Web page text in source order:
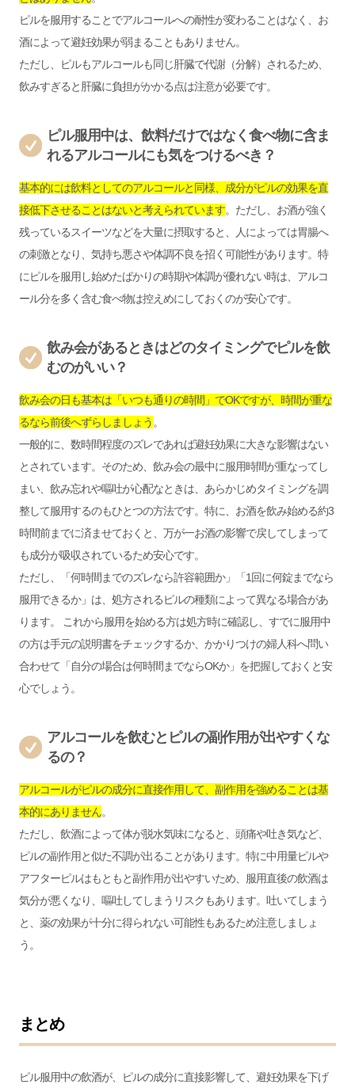
ピルを服用することでアルコールへの耐性が変わることはなく、お
酒によって避妊効果が弱まることもありません。
ただし、ピルもアルコールも同じ肝臓で代謝（分解）されるため、
飲みすぎると肝臓に負担がかかる点は注意が必要です。
ピル服用中は、飲料だけではなく食べ物に含ま
れるアルコールにも気をつけるべき？
基本的には飲料としてのアルコールと同様、成分がピルの効果を直
接低下させることはないと考えられています。ただし、お酒が強く
残っているスイーツなどを大量に摂取すると、人によっては胃腸へ
の刺激となり、気持ち悪さや体調不良を招く可能性があります。特
にピルを服用し始めたばかりの時期や体調が優れない時は、アルコ
ール分を多く含む食べ物は控えめにしておくのが安心です。
飲み会があるときはどのタイミングでピルを飲
むのがいい？
飲み会の日も基本は「いつも通りの時間」でOKですが、時間が重な
るなら前後へずらしましょう 。
一般的に、数時間程度のズレであれば避妊効果に大きな影響はない
とされています。そのため、飲み会の最中に服用時間が重なってし
まい、飲み忘れや嘔吐が心配なときは、あらかじめタイミングを調
整して服用するのもひとつの方法です。特に、お酒を飲み始める約3
時間前までに済ませておくと、万が一お酒の影響で戻してしまって
も成分が吸収されているため安心です。
ただし、「何時間までのズレなら許容範囲か」「1回に何錠までなら
服用できるか」は、処方されるピルの種類によって異なる場合があ
ります。 これから服用を始める方は処方時に確認し、すでに服用中
の方は手元の説明書をチェックするか、かかりつけの婦人科へ問い
合わせて「自分の場合は何時間までならOKか」を把握しておくと安
心でしょう。
アルコールを飲むとピルの副作用が出やすくな
るの？
アルコールがピルの成分に直接作用して、副作用を強めることは基
本的にありません。
ただし、飲酒によって体が脱水気味になると、頭痛や吐き気など、
ピルの副作用と似た不調が出ることがあります。特に中用量ピルや
アフターピルはもともと副作用が出やすいため、服用直後の飲酒は
気分が悪くなり、嘔吐してしまうリスクもあります。吐いてしまう
と、薬の効果が十分に得られない可能性もあるため注意しましょ
う。
まとめ
ピル服用中の飲酒が、ピルの成分に直接影響して、避妊効果を下げ